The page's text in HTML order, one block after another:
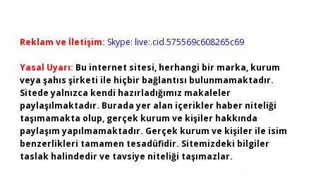
Reklam ve İletişim: Skype: live:.cid.575569c608265c69
Yasal Uyarı: Bu internet sitesi, herhangi bir marka, kurum
veya şahıs şirketi ile hiçbir bağlantısı bulunmamaktadır.
Sitede yalnızca kendi hazırladığımız makaleler
paylaşılmaktadır. Burada yer alan içerikler haber niteliği
taşımamakta olup, gerçek kurum ve kişiler hakkında
paylaşım yapılmamaktadır. Gerçek kurum ve kişiler ile isim
benzerlikleri tamamen tesadüfidir. Sitemizdeki bilgiler
taslak halindedir ve tavsiye niteliği taşımazlar.